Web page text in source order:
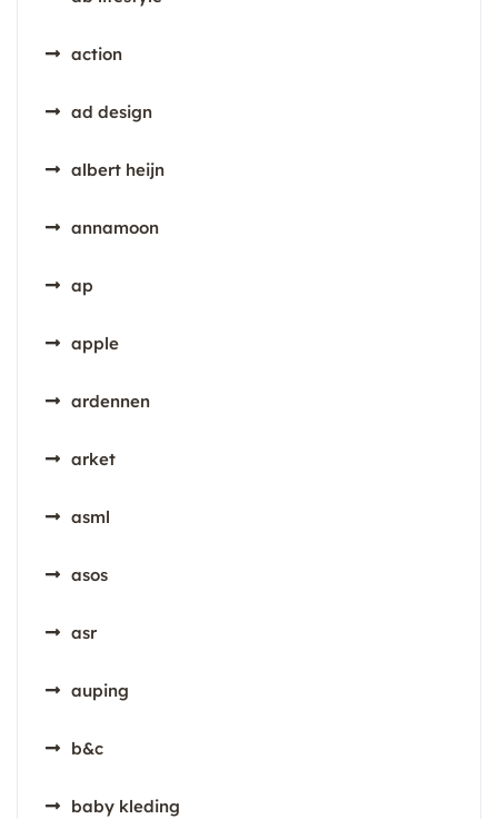
action
ad design
albert heijn
annamoon
ap
apple
ardennen
arket
asml
asos
asr
auping
b&c
baby kleding